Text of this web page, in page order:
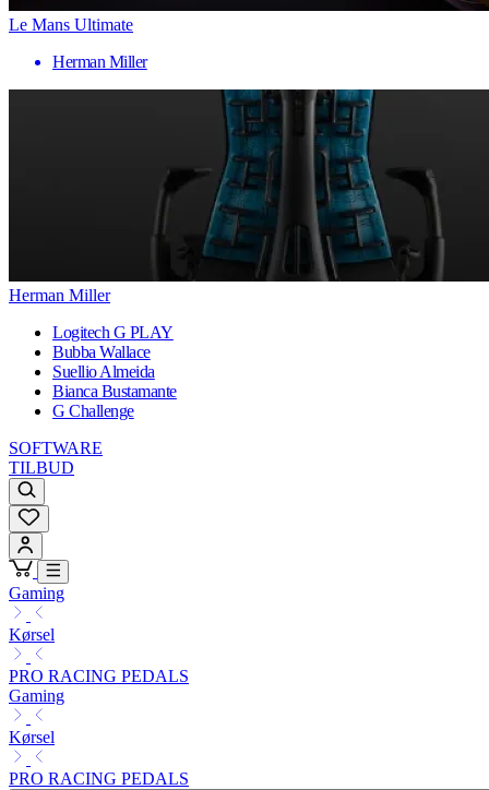
Le Mans Ultimate
Herman Miller
Herman Miller
Logitech G PLAY
Bubba Wallace
Suellio Almeida
Bianca Bustamante
G Challenge
SOFTWARE
TILBUD
Gaming
Kørsel
PRO RACING PEDALS
Gaming
Kørsel
PRO RACING PEDALS